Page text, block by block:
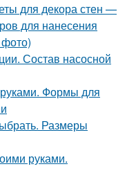
для декора стен —
для нанесения
Состав насосной
Формы для
Размеры
руками.